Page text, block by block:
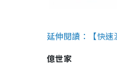
延伸閱讀：【快
億世家